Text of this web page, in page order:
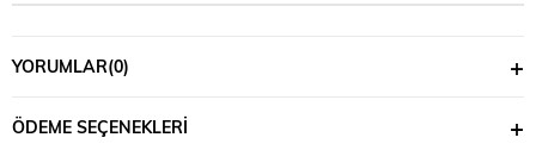
YORUMLAR(0)
ÖDEME SEÇENEKLERI